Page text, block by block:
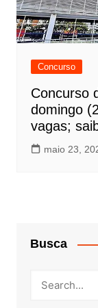
Concurso
Concurso
domingo
vagas;
maio 23,
Busca